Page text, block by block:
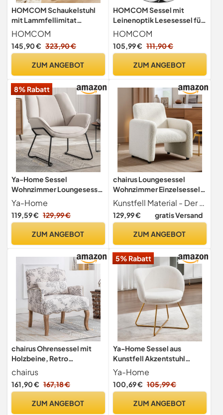
HOMCOM Schaukelstuhl
mit Lammfellimitat
Armlehne bis 120kg Beige
HOMCOM
145,90 € 323,90 €
ZUM ANGEBOT
HOMCOM Sessel mit
Leinenoptik Lesesessel für
Wohnzimmer Dunkelgrau
HOMCOM
105,99 € 111,90 €
ZUM ANGEBOT
8% Rabatt
Ya-Home Sessel
Wohnzimmer Loungesessel
mit Metallgestell, Leinen,
Beige
Ya-Home
119,59 € 129,99 €
ZUM ANGEBOT
chairus Loungesessel
Wohnzimmer Einzelsessel
Kunstfell, Boucle
Polstersessel
Schlafzimmer, Modern
Weiß
Kunstfell Material - Der Loungesessel Wohnzimmer ist aus weichem Boucle bezogen, das hautfreundlich und bequem ist. Das 19 cm dicke Polster behält seine Form und sorgt für ein angenehmes und dennoch widerstandsfähiges Sitzerlebnis.
129,99 € gratis Versand
ZUM ANGEBOT
chairus Ohrensessel mit
Holzbeine, Retro
Loungesessel,
Leinen/Beige
chairus
161,90 € 167,18 €
ZUM ANGEBOT
5% Rabatt
Ya-Home Sessel aus
Kunstfell Akzentstuhl
modern Loungesessel für
Wohnzimmer gepolsterter
Einzelsessel Polsterstuhl
Schlafzimmer/Schminktisc
Ya-Home
100,69 € 105,99 €
ZUM ANGEBOT